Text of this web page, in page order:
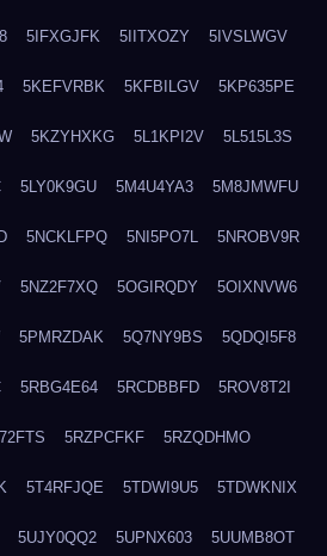
5IFXGJFK 5IITXOZY 5IVSLWGV
5KEFVRBK 5KFBILGV 5KP635PE
5KZYHXKG 5L1KPI2V 5L515L3S
5LY0K9GU 5M4U4YA3 5M8JMWFU
5NCKLFPQ 5NI5PO7L 5NROBV9R
5NZ2F7XQ 5OGIRQDY 5OIXNVW6
5PMRZDAK 5Q7NY9BS 5QDQI5F8
5RBG4E64 5RCDBBFD 5ROV8T2I
5RZPCFKF 5RZQDHMO
5T4RFJQE 5TDWI9U5 5TDWKNIX
5UJY0QQ2 5UPNX603 5UUMB8OT